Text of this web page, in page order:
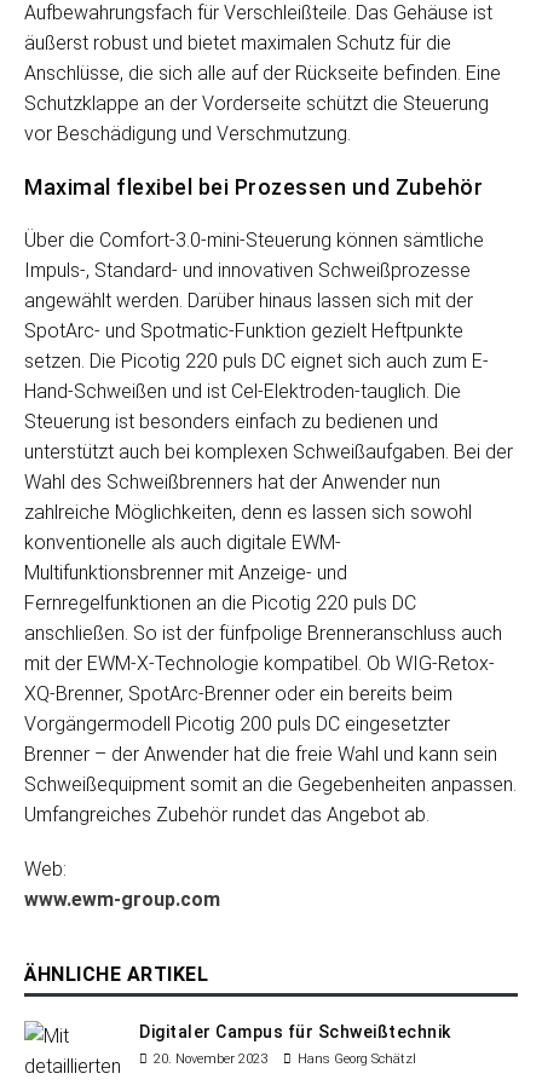
Aufbewahrungsfach für Verschleißteile. Das Gehäuse ist
äußerst robust und bietet maximalen Schutz für die
Anschlüsse, die sich alle auf der Rückseite befinden. Eine
Schutzklappe an der Vorderseite schützt die Steuerung
vor Beschädigung und Verschmutzung.
Maximal flexibel bei Prozessen und Zubehör
Über die Comfort-3.0-mini-Steuerung können sämtliche
Impuls-, Standard- und innovativen Schweißprozesse
angewählt werden. Darüber hinaus lassen sich mit der
SpotArc- und Spotmatic-Funktion gezielt Heftpunkte
setzen. Die Picotig 220 puls DC eignet sich auch zum E-
Hand-Schweißen und ist Cel-Elektroden-tauglich. Die
Steuerung ist besonders einfach zu bedienen und
unterstützt auch bei komplexen Schweißaufgaben. Bei der
Wahl des Schweißbrenners hat der Anwender nun
zahlreiche Möglichkeiten, denn es lassen sich sowohl
konventionelle als auch digitale EWM-
Multifunktionsbrenner mit Anzeige- und
Fernregelfunktionen an die Picotig 220 puls DC
anschließen. So ist der fünfpolige Brenneranschluss auch
mit der EWM-X-Technologie kompatibel. Ob WIG-Retox-
XQ-Brenner, SpotArc-Brenner oder ein bereits beim
Vorgängermodell Picotig 200 puls DC eingesetzter
Brenner – der Anwender hat die freie Wahl und kann sein
Schweißequipment somit an die Gegebenheiten anpassen.
Umfangreiches Zubehör rundet das Angebot ab.
Web:
www.ewm-group.com
ÄHNLICHE ARTIKEL
Digitaler Campus für Schweißtechnik
20. November 2023 Hans Georg Schätzl